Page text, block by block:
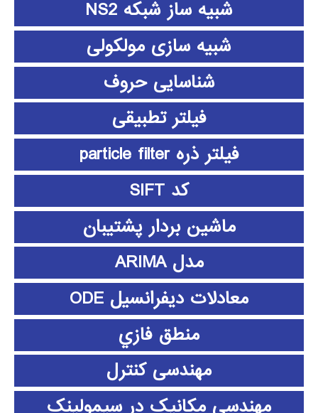
شبیه ساز شبکه NS2
شبیه سازی مولکولی
شناسایی حروف
فیلتر تطبیقی
فیلتر ذره particle filter
کد SIFT
ماشین بردار پشتیبان
مدل ARIMA
معادلات دیفرانسیل ODE
منطق فازي
مهندسی کنترل
مهندسی مکانیک در سیمولینک